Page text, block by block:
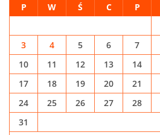
P W Ś C P
3
4 5 6 7
10
11 12 13 14
17
18 19 20 21
24
25 26 27 28
31